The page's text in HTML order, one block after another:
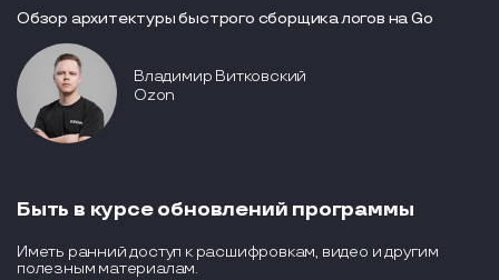
Обзор архитектуры быстрого сборщика логов на Go
Владимир Витковский
Ozon
Быть в курсе обновлений программы
Иметь ранний доступ к расшифровкам, видео и другим
полезным материалам.